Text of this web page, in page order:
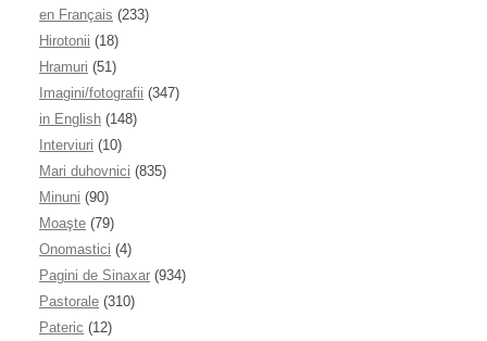
en Français (233)
Hirotonii (18)
Hramuri (51)
Imagini/fotografii (347)
in English (148)
Interviuri (10)
Mari duhovnici (835)
Minuni (90)
Moaşte (79)
Onomastici (4)
Pagini de Sinaxar (934)
Pastorale (310)
Pateric (12)